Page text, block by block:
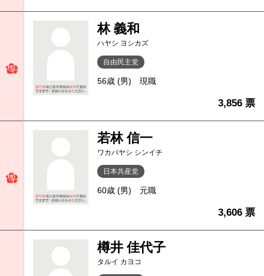
林 義和
ハヤシ ヨシカズ
自由民主党
56歳 (男) 現職
3,856 票
若林 信一
ワカバヤシ シンイチ
日本共産党
60歳 (男) 元職
3,606 票
樽井 佳代子
タルイ カヨコ